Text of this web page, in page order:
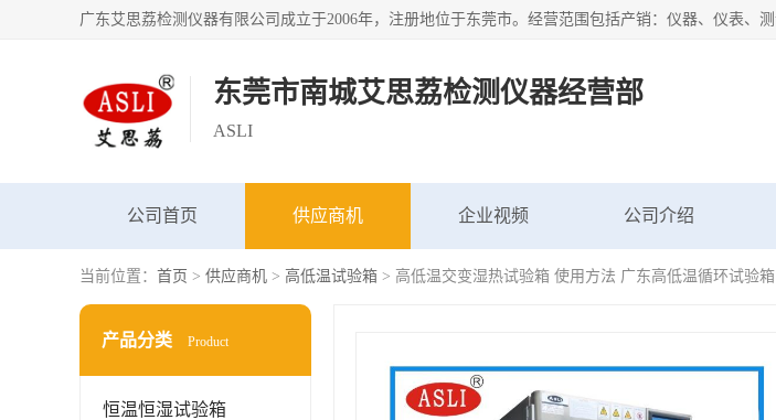
东莞市南城艾思荔检测仪器经营部
ASLI
公司首页 供应商机 企业视频 公司介绍
当前位置： 首页 > 供应商机 > 高低温试验箱 > 高低温交变湿热试验箱 使用方法 广东高低温循环试验箱
产品分类 Product
恒温恒湿试验箱